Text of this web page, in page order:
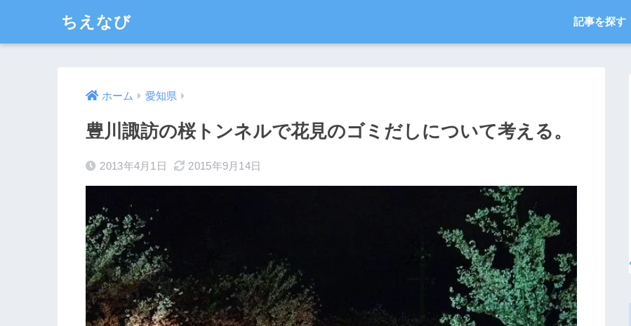
ちえなび 記事を探す
ホーム 愛知県
豊川諏訪の桜トンネルで花見のゴミだしについて考える。
2013年4月1日 2015年9月14日